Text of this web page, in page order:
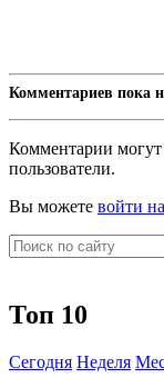
Комментариев пока
Комментарии могут
пользователи.
Вы можете войти
Топ 10
Сегодня Неделя